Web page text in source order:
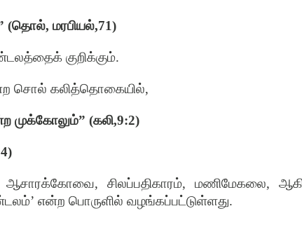
(தொல், மரபியல்,71)
குறிக்கும்.
சொல் கலித்தொகையில்,
முக்கோலும்” (கலி,9:2)
ஆசாரக்கோவை, சிலப்பதிகாரம், மணிமேகலை,
’ என்ற பொருளில் வழங்கப்பட்டுள்ளது.